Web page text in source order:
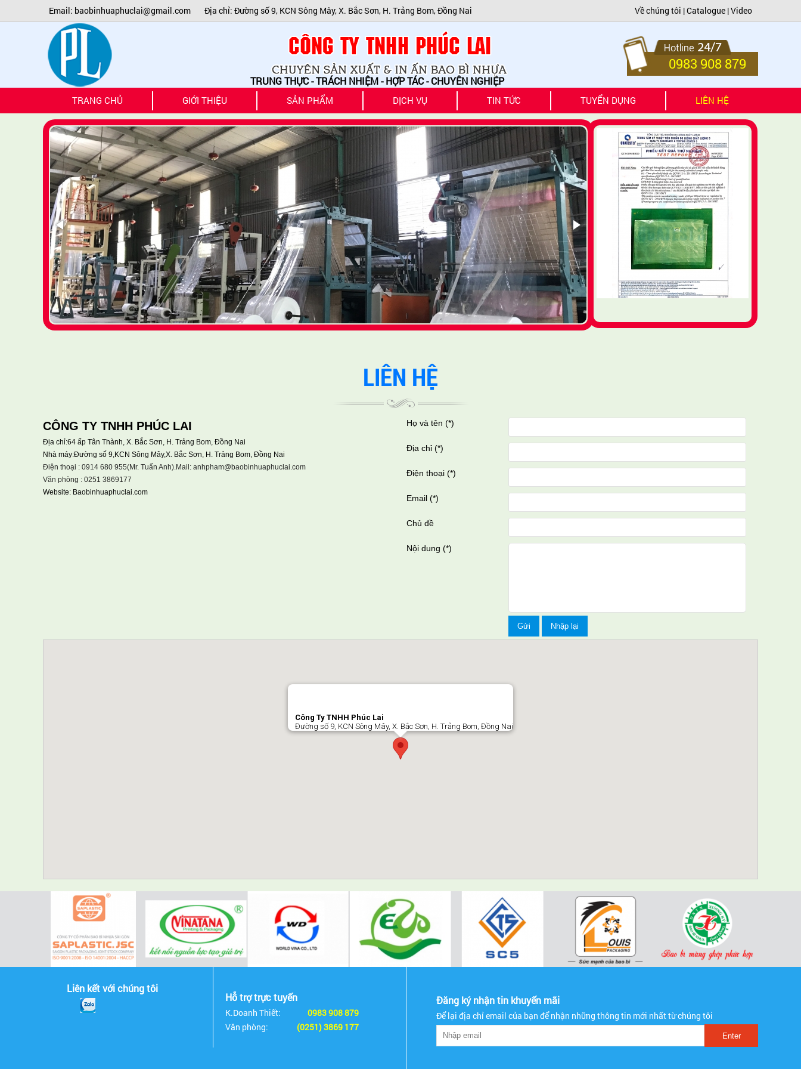
Email: baobinhuaphuclai@gmail.com Địa chỉ: Đường số 9, KCN Sông Mây, X. Bắc Sơn, H. Trảng Bom, Đồng Nai Về chúng tôi |Catalogue |Video
0983 908 879
TRUNG THỰC - TRÁCH NHIỆM - HỢP TÁC - CHUYÊN NGHIỆP
TRANG CHỦ GIỚI THIỆU SẢN PHẨM DỊCH VỤ TIN TỨC TUYỂN DỤNG LIÊN HỆ
LIÊN HỆ
CÔNG TY TNHH PHÚC LAI
Địa chỉ:64 ấp Tân Thành, X. Bắc Sơn, H. Trảng Bom, Đồng Nai
Nhà máy:Đường số 9,KCN Sông Mây,X. Bắc Sơn, H. Trảng Bom, Đồng Nai
Điện thoại : 0914 680 955(Mr. Tuấn Anh).Mail: anhpham@baobinhuaphuclai.com
Văn phòng : 0251 3869177
Website: Baobinhuaphuclai.com
Họ và tên (*)
Địa chỉ (*)
Điện thoại (*)
Email (*)
Chủ đề
Nội dung (*)
Công Ty TNHH Phúc Lai
Đường số 9, KCN Sông Mây, X. Bắc Sơn, H. Trảng Bom, Đồng Nai
Liên kết với chúng tôi
Hỗ trợ trực tuyến
K.Doanh Thiết:
0983 908 879
Văn phòng:
(0251) 3869 177
Đăng ký nhận tin khuyến mãi
Để lại địa chỉ email của bạn để nhận những thông tin mới nhất từ chúng tôi